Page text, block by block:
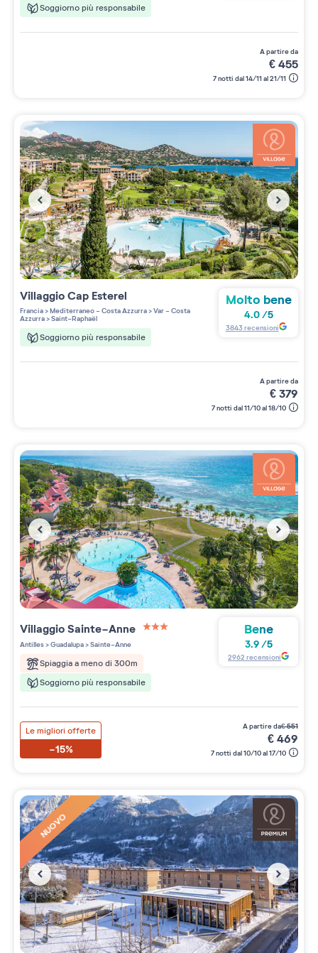
Soggiorno più responsabile
a partire da
€455
7 notti dal 14/11 al 21/11
VillaggioCap Esterel
Francia>Mediterraneo - Costa Azzurra>Var - Costa
Azzurra>Saint-Raphaël
Soggiorno più responsabile
Molto bene
4.0/5
3843recensioni
a partire da
€379
7 notti dal 11/10 al 18/10
VillaggioSainte-Anne
Antilles>Guadalupa>Sainte-Anne
Spiaggia a meno di 300m
Soggiorno più responsabile
Bene
3.9/5
2962 recensioni
Le migliori offerte
-15%
a partire da€551
€469
7 notti dal 10/10 al 17/10
NUOVO